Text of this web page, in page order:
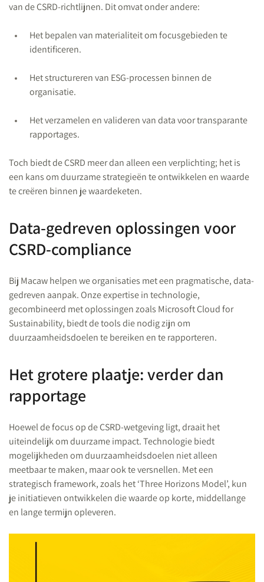
van de CSRD-richtlijnen. Dit omvat onder andere:
Het bepalen van materialiteit om focusgebieden te
identificeren.
Het structureren van ESG-processen binnen de
organisatie.
Het verzamelen en valideren van data voor transparante
rapportages.
Toch biedt de CSRD meer dan alleen een verplichting; het is
een kans om duurzame strategieën te ontwikkelen en waarde
te creëren binnen je waardeketen.
Data-gedreven oplossingen voor
CSRD-compliance
Bij Macaw helpen we organisaties met een pragmatische, data-
gedreven aanpak. Onze expertise in technologie,
gecombineerd met oplossingen zoals Microsoft Cloud for
Sustainability, biedt de tools die nodig zijn om
duurzaamheidsdoelen te bereiken en te rapporteren.
Het grotere plaatje: verder dan
rapportage
Hoewel de focus op de CSRD-wetgeving ligt, draait het
uiteindelijk om duurzame impact. Technologie biedt
mogelijkheden om duurzaamheidsdoelen niet alleen
meetbaar te maken, maar ook te versnellen. Met een
strategisch framework, zoals het ‘Three Horizons Model’, kun
je initiatieven ontwikkelen die waarde op korte, middellange
en lange termijn opleveren.